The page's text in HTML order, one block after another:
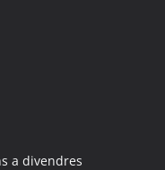
a divendres